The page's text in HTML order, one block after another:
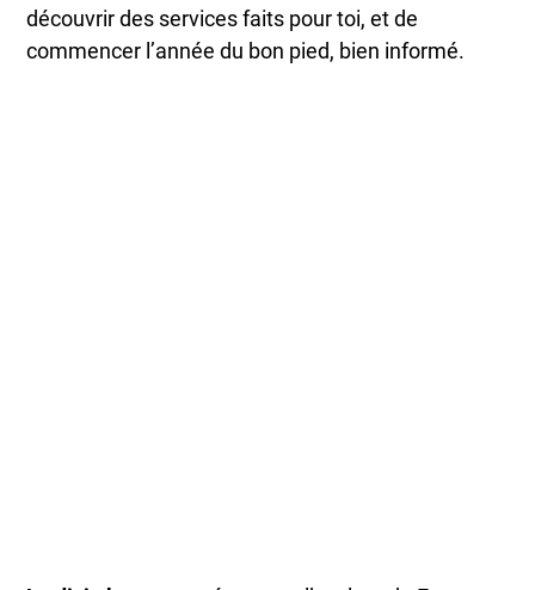
découvrir des services faits pour toi, et de
commencer l’année du bon pied, bien informé.